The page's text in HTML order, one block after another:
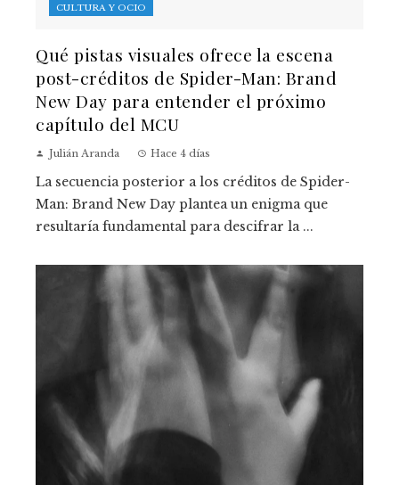
CULTURA Y OCIO
Qué pistas visuales ofrece la escena
post-créditos de Spider-Man: Brand
New Day para entender el próximo
capítulo del MCU
Julián Aranda Hace 4 días
La secuencia posterior a los créditos de Spider-
Man: Brand New Day plantea un enigma que
resultaría fundamental para descifrar la ...